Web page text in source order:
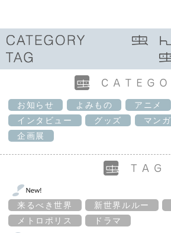
お知らせ よみもの アニメ
インタビュー
グッズ マンガ
企画展
来るべき世界 新世界ルルー
メトロポリス
ドラマ